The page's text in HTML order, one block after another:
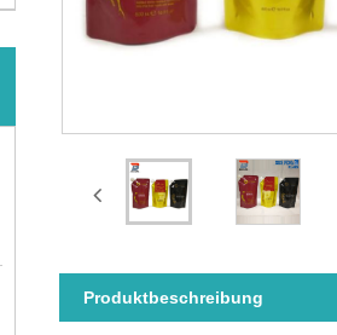
Produktbeschreibung